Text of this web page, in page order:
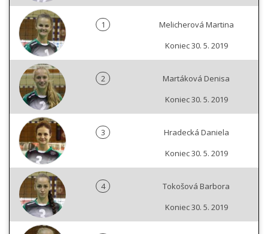
1
Melicherová Martina
Koniec 30. 5. 2019
2
Martáková Denisa
Koniec 30. 5. 2019
3
Hradecká Daniela
Koniec 30. 5. 2019
4
Tokošová Barbora
Koniec 30. 5. 2019